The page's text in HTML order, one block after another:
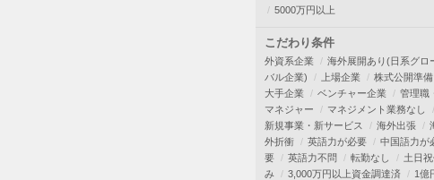
5000万円以上
こだわり条件
外資系企業
海外展開あり(日系グロ
バル企業)
上場企業
株式公開準備
大手企業
ベンチャー企業
管理職
マネジャー
マネジメント業務なし
新規事業・新サービス
海外出張
外折衝
英語力が必要
中国語力が
要
英語力不問 転勤なし
土日
み
3,000万円以上資金調達済
1億